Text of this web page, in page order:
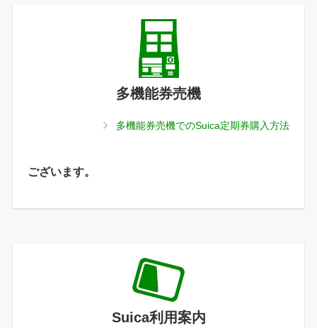
多機能券売機
多機能券売機でのSuica定期券購入方法
ございます。
Suica利用案内